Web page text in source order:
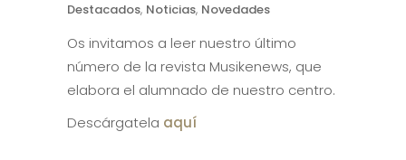
Destacados, Noticias, Novedades
Os invitamos a leer nuestro último
número de la revista Musikenews, que
elabora el alumnado de nuestro centro.
Descárgatela aquí